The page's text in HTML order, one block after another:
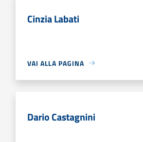
Cinzia Labati
VAI ALLA PAGINA
Dario Castagnini